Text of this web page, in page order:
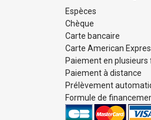
Espèces
Chèque
Carte bancaire
Carte American
Paiement en
Paiement à distance
Prélèvement
Formule de